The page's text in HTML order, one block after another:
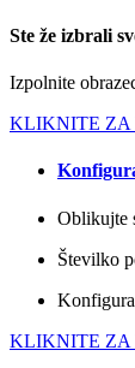
Ste že izbrali
Izpolnite
KLIKNITE ZA
Oblikujte
Številko
KLIKNITE ZA